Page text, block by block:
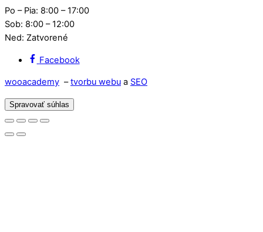
Po – Pia: 8:00 – 17:00
Sob: 8:00 – 12:00
Ned: Zatvorené
Facebook
wooacademy –tvorbu webu a SEO
Spravovať súhlas